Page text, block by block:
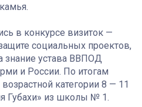
в конкурсе визиток —
социальных проектов,
знание устава ВВПОД
и России. По итогам
категории 8 — 11
Губахи» из школы № 1.